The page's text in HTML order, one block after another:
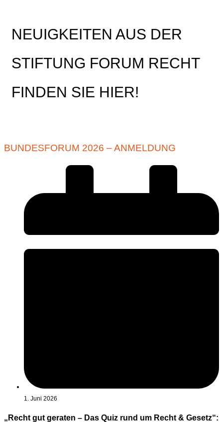
NEUIGKEITEN AUS DER
STIFTUNG FORUM RECHT
FINDEN SIE HIER!
BUNDESFORUM 2026 – ANMELDUNG
1. Juni 2026
„Recht gut geraten – Das Quiz rund um Recht & Gesetz“: